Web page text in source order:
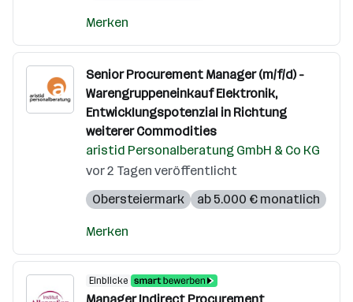
Merken
Senior Procurement Manager (m/f/d) -
Warengruppeneinkauf Elektronik,
Entwicklungspotenzial in Richtung
weiterer Commodities
aristid Personalberatung GmbH & Co KG
vor 2 Tagen veröffentlicht
Obersteiermark
ab 5.000 € monatlich
Merken
Einblicke